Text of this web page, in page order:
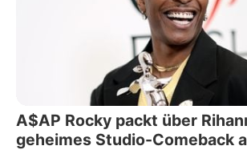
A$AP Rocky packt über
geheimes Studio-Comeback